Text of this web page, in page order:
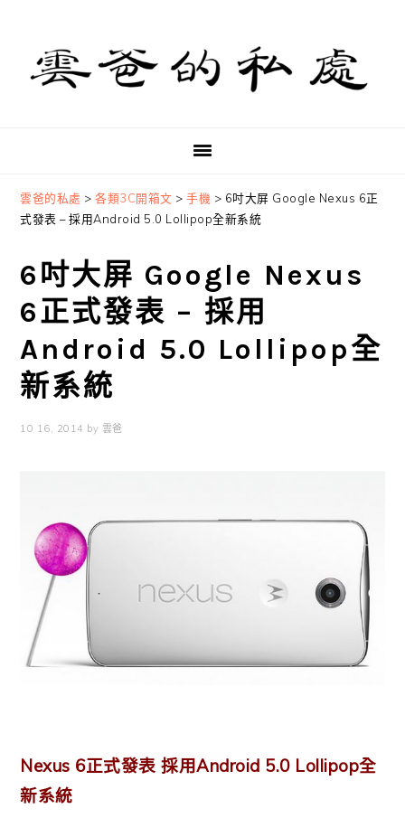
primary
navigation
content
primary
sidebar
雲爸的私處 >各類3C開箱文 >手機 > 6吋大屏 Google Nexus 6正
式發表 – 採用Android 5.0 Lollipop全新系統
6吋大屏 Google Nexus
6正式發表 – 採用
Android 5.0 Lollipop全
新系統
10 16, 2014 by 雲爸
Nexus 6正式發表 採用Android 5.0 Lollipop全
新系統